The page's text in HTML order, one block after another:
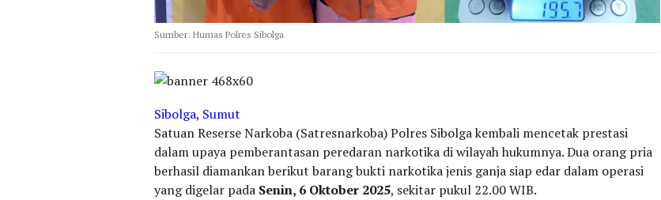
Sumber: Humas Polres Sibolga
Sibolga, Sumut
Satuan Reserse Narkoba (Satresnarkoba) Polres Sibolga kembali mencetak prestasi
dalam upaya pemberantasan peredaran narkotika di wilayah hukumnya. Dua orang pria
berhasil diamankan berikut barang bukti narkotika jenis ganja siap edar dalam operasi
yang digelar pada Senin, 6 Oktober 2025, sekitar pukul 22.00 WIB.